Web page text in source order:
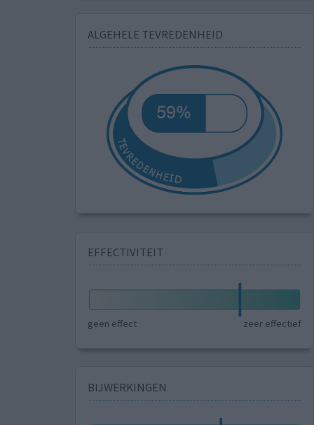
ALGEHELE TEVREDENHEID
EFFECTIVITEIT
geen effect zeer effectief
BIJWERKINGEN